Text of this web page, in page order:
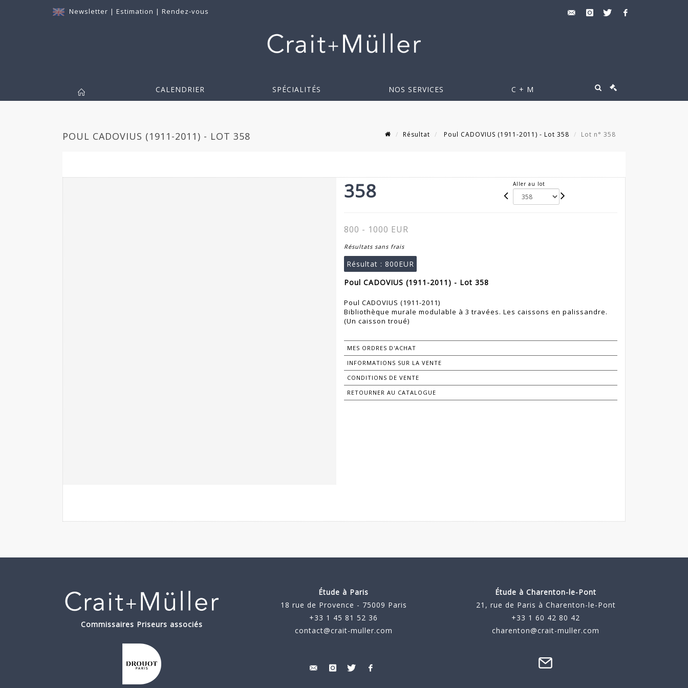
Newsletter | Estimation | Rendez-vous
CALENDRIER SPÉCIALITÉS NOS SERVICES C + M
POUL CADOVIUS (1911-2011) - LOT 358 Résultat Poul CADOVIUS (1911-2011) - Lot 358 Lot n° 358
358 Aller au lot
800 - 1000 EUR
Résultats sans frais
Résultat : 800EUR
Poul CADOVIUS (1911-2011) - Lot 358
Poul CADOVIUS (1911-2011)
Bibliothèque murale modulable à 3 travées. Les caissons en palissandre.
(Un caisson troué)
MES ORDRES D'ACHAT
INFORMATIONS SUR LA VENTE
CONDITIONS DE VENTE
RETOURNER AU CATALOGUE
Commissaires Priseurs associés
Étude à Paris
18 rue de Provence - 75009 Paris
+33 1 45 81 52 36
contact@crait-muller.com
Étude àCharenton-le-Pont
21, rue de Paris à Charenton-le-Pont
+33 1 60 42 80 42
charenton@crait-muller.com